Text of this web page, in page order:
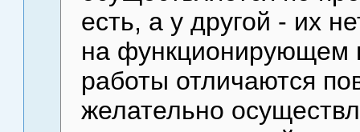
есть, а у другой - их
на функционирующем
работы отличаются
желательно